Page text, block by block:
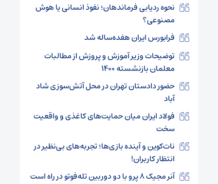
نحوه ردیابی فرماندهان؛ نفوذ انسانی یا هوش
مصنوعی؟
فرابورس ایران هفده‌ساله شد
توضیحات وزیر آموزش و پروزش از مطالبات
معلمان بازنشسته ۱۴۰۰
حضور دادستان تهران در محل آتش‌سوزی شاد
آباد
فولاد ایران میان حمایت‌های کاغذی و واقعیت
سخت
نات‌کوین و آینده بازی‌ها؛ تجربه‌های بی‌نظیر در
انتظار کاربران!
آنر مجیک ۸ پرو با دو دوربین تله‌فوتو در راه است